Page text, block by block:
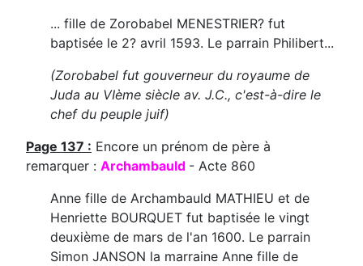
... fille de Zorobabel MENESTRIER? fut
baptisée le 2? avril 1593. Le parrain Philibert...
(Zorobabel fut gouverneur du royaume de
Juda au VIème siècle av. J.C., c'est-à-dire le
chef du peuple juif)
Page 137 : Encore un prénom de père à
remarquer : Archambauld - Acte 860
Anne fille de Archambauld MATHIEU et de
Henriette BOURQUET fut baptisée le vingt
deuxième de mars de l'an 1600. Le parrain
Simon JANSON la marraine Anne fille de